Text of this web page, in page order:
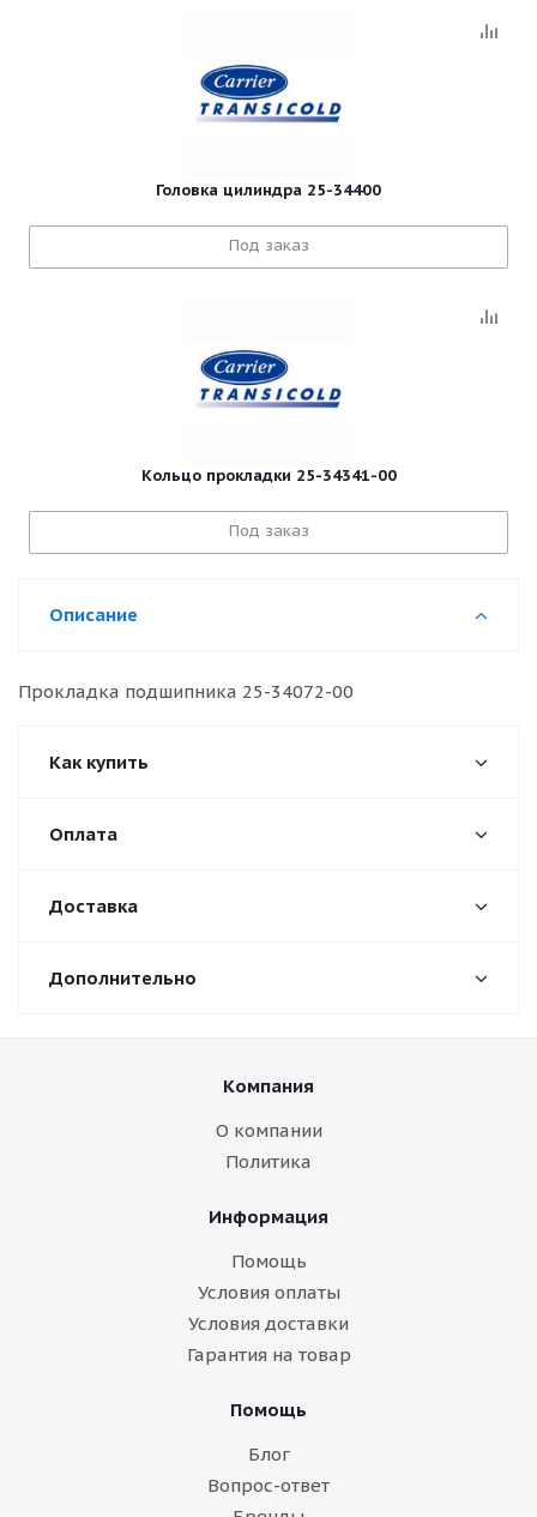
Головка цилиндра 25-34400
Под заказ
Кольцо прокладки 25-34341-00
Под заказ
Описание
Прокладка подшипника 25-34072-00
Как купить
Оплата
Доставка
Дополнительно
Компания
О компании
Политика
Информация
Помощь
Условия оплаты
Условия доставки
Гарантия на товар
Помощь
Блог
Вопрос-ответ